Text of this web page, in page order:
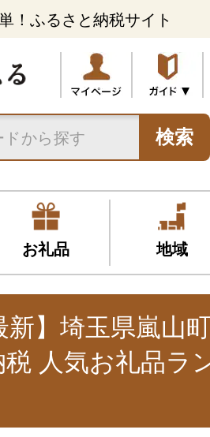
！ふるさと納税サイト
検索
お礼品 地域
新】埼玉県嵐山
人気お礼品ラ